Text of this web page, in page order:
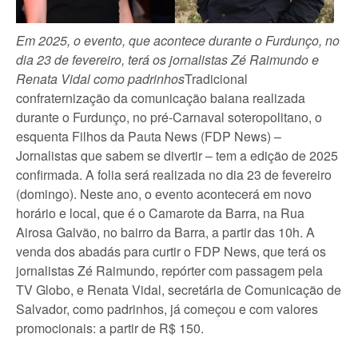
Em 2025, o evento, que acontece durante o Furdunço, no
dia 23 de fevereiro, terá os jornalistas Zé Raimundo e
Renata Vidal como padrinhosTradicional
confraternização da comunicação baiana realizada
durante o Furdunço, no pré-Carnaval soteropolitano, o
esquenta Filhos da Pauta News (FDP News) –
Jornalistas que sabem se divertir – tem a edição de 2025
confirmada. A folia será realizada no dia 23 de fevereiro
(domingo). Neste ano, o evento acontecerá em novo
horário e local, que é o Camarote da Barra, na Rua
Airosa Galvão, no bairro da Barra, a partir das 10h. A
venda dos abadás para curtir o FDP News, que terá os
jornalistas Zé Raimundo, repórter com passagem pela
TV Globo, e Renata Vidal, secretária de Comunicação de
Salvador, como padrinhos, já começou e com valores
promocionais: a partir de R$ 150.